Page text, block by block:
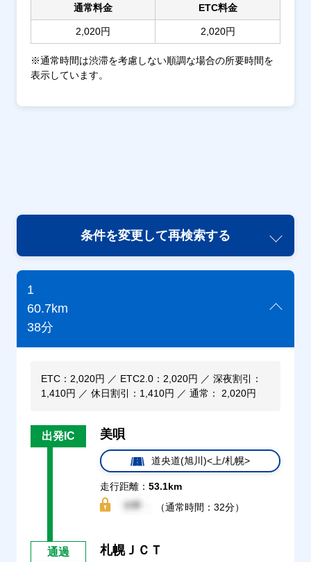
通常料金
2,020円
ETC料金
2,020円
※通常時間は渋滞を考慮しない順調な場合の所要時間を
表示しています。
条件を変更して再検索する
1
60.7km
38分
ETC：2,020円 ／ ETC2.0：2,020円 ／ 深夜割引：
1,410円 ／ 休日割引：1,410円 ／ 通常： 2,020円
出発IC 美唄
道央道(旭川)<上/札幌>
走行距離： 53.1km
（通常時間：32分）
通過 札幌ＪＣＴ